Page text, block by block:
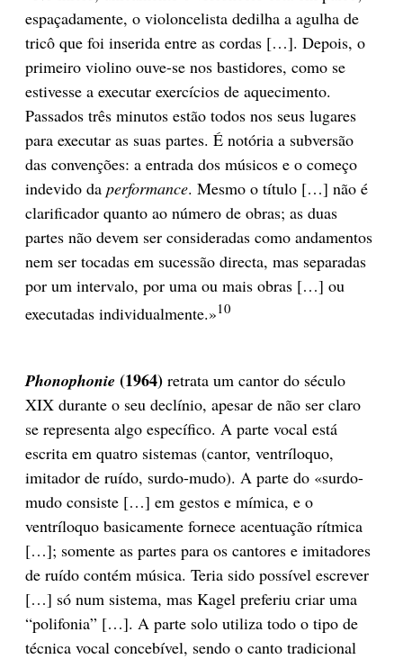
espaçadamente, o violoncelista dedilha a agulha de
tricô que foi inserida entre as cordas […]. Depois, o
primeiro violino ouve-se nos bastidores, como se
estivesse a executar exercícios de aquecimento.
Passados três minutos estão todos nos seus lugares
para executar as suas partes. É notória a subversão
das convenções: a entrada dos músicos e o começo
indevido da performance. Mesmo o título […] não é
clarificador quanto ao número de obras; as duas
partes não devem ser consideradas como andamentos
nem ser tocadas em sucessão directa, mas separadas
por um intervalo, por uma ou mais obras […] ou
executadas individualmente.»10
Phonophonie (1964) retrata um cantor do século
XIX durante o seu declínio, apesar de não ser claro
se representa algo específico. A parte vocal está
escrita em quatro sistemas (cantor, ventríloquo,
imitador de ruído, surdo-mudo). A parte do «surdo-
mudo consiste […] em gestos e mímica, e o
ventríloquo basicamente fornece acentuação rítmica
[…]; somente as partes para os cantores e imitadores
de ruído contém música. Teria sido possível escrever
[…] só num sistema, mas Kagel preferiu criar uma
“polifonia” […]. A parte solo utiliza todo o tipo de
técnica vocal concebível, sendo o canto tradicional